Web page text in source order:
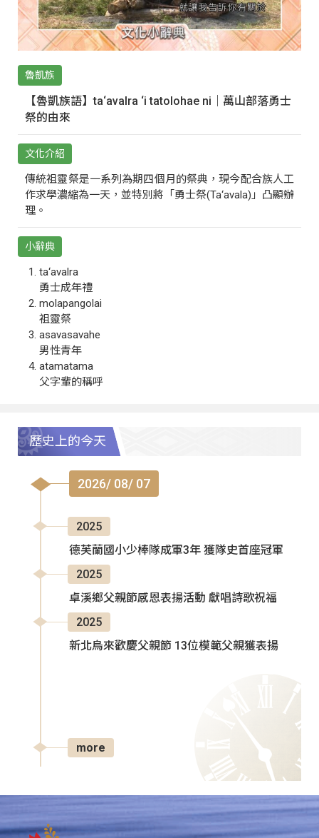
魯凱族
【魯凱族語】ta‘avalra ‘i tatolohae ni｜萬山部落勇士
祭的由來
文化介紹
傳統祖靈祭是一系列為期四個月的祭典，現今配合族人工
作求學濃縮為一天，並特別將「勇士祭(Ta‘avala)」凸顯辦
理。
小辭典
ta‘avalra
勇士成年禮
molapangolai
祖靈祭
asavasavahe
男性青年
atamatama
父字輩的稱呼
歷史上的今天
2026/ 08/ 07
2025
德芙蘭國小少棒隊成軍3年 獲隊史首座冠軍
2025
卓溪鄉父親節感恩表揚活動 獻唱詩歌祝福
2025
新北烏來歡慶父親節 13位模範父親獲表揚
more